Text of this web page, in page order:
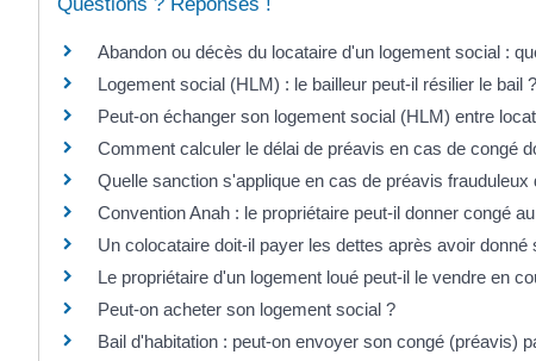
Abandon ou décès du locataire d'un logement social :
Logement social (HLM) : le bailleur peut-il résilier le bail ?
Peut-on échanger son logement social (HLM) entre
Comment calculer le délai de préavis en cas de congé
Quelle sanction s'applique en cas de préavis frauduleux
Convention Anah : le propriétaire peut-il donner congé
Un colocataire doit-il payer les dettes après avoir donné
Le propriétaire d'un logement loué peut-il le vendre en
Peut-on acheter son logement social ?
Bail d'habitation : peut-on envoyer son congé (préavis)